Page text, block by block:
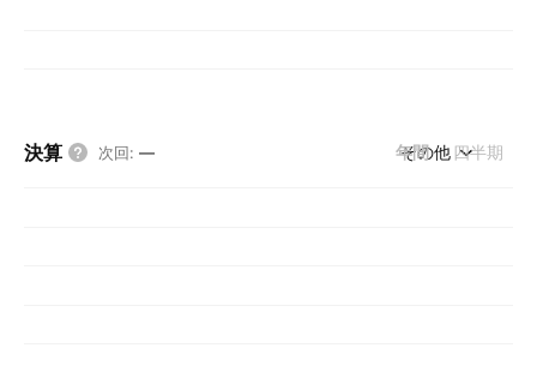
決算 次回: — 年間 四半期
その他